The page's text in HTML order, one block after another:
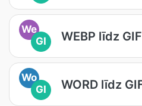
We
GI
WEBP līdz GIF
Wo
GI
WORD līdz